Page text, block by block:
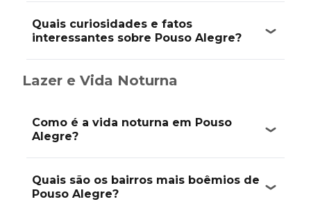
Quais curiosidades e fatos
interessantes sobre Pouso Alegre?
Lazer e Vida Noturna
Como é a vida noturna em Pouso
Alegre?
Quais são os bairros mais boêmios de
Pouso Alegre?